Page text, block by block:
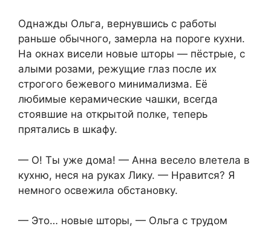
Однажды Ольга, вернувшись с работы
раньше обычного, замерла на пороге кухни.
На окнах висели новые шторы — пёстрые, с
алыми розами, режущие глаз после их
строгого бежевого минимализма. Её
любимые керамические чашки, всегда
стоявшие на открытой полке, теперь
прятались в шкафу.
— О! Ты уже дома! — Анна весело влетела в
кухню, неся на руках Лику. — Нравится? Я
немного освежила обстановку.
— Это… новые шторы, — Ольга с трудом